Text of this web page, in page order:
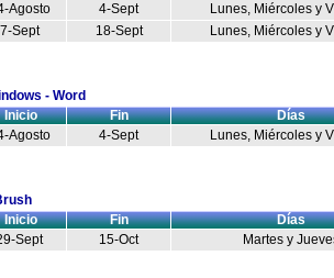
Agosto
4-Sept
Lunes, Miércoles y
7-Sept
18-Sept Lunes, Miércoles y
- Word
Inicio
Fin
Días
Agosto
4-Sept Lunes, Miércoles y
Inicio
Fin
Días
Sept
15-Oct Martes y